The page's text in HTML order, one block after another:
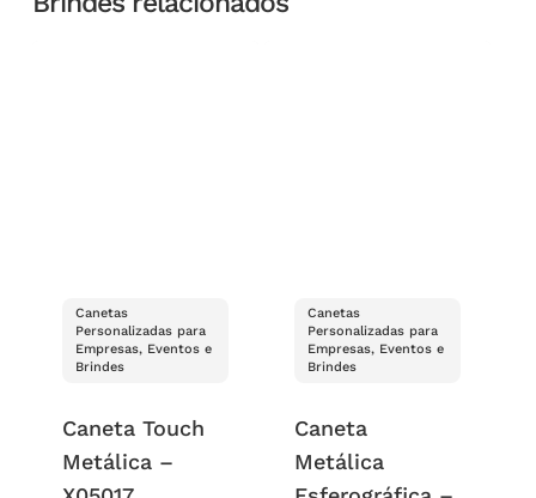
Canetas
Personalizadas para
Empresas, Eventos e
Brindes
Caneta Touch
Metálica –
Canetas
Personalizadas para
Empresas, Eventos e
Brindes
Caneta
Metálica